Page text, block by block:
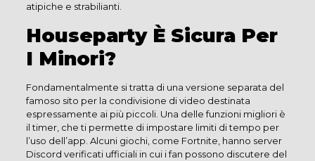
atipiche e strabilianti.
Houseparty È Sicura Per
I Minori?
Fondamentalmente si tratta di una versione separata del
famoso sito per la condivisione di video destinata
espressamente ai più piccoli. Una delle funzioni migliori è
il timer, che ti permette di impostare limiti di tempo per
l’uso dell’app. Alcuni giochi, come Fortnite, hanno server
Discord verificati ufficiali in cui i fan possono discutere del